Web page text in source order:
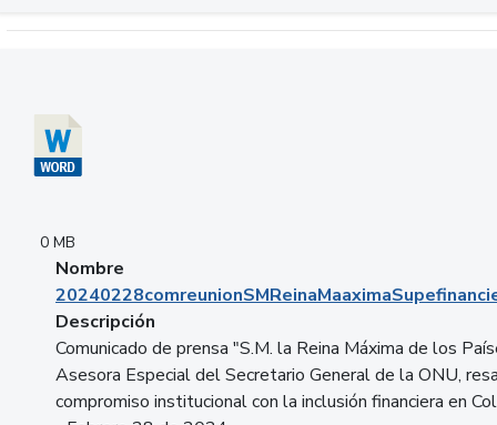
0 MB
Nombre
Descripción
Comunicado de prensa "S.M. la Reina Máxima de los
Asesora Especial del Secretario General de la ONU,
compromiso institucional con la inclusión financiera en